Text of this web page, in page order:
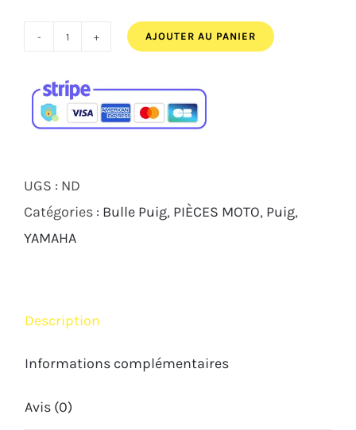
quantité
BULLE
HAUTE
AJOUTER AU PANIER
UGS : ND
Catégories : Bulle Puig PIÈCES MOTO Puig
YAMAHA
Description
Informations complémentaires
Avis (0)